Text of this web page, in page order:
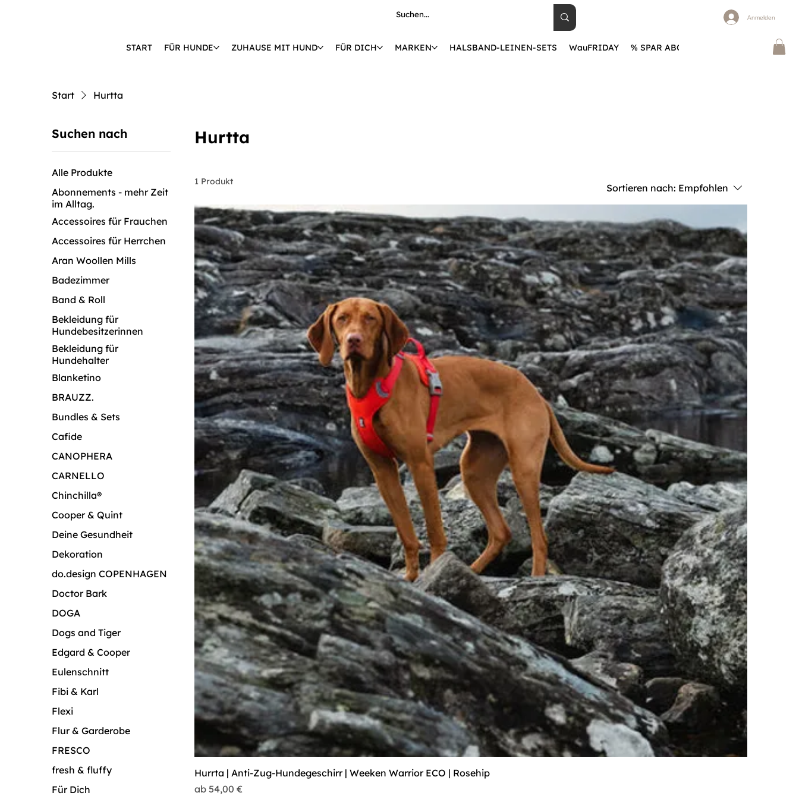
Anmelden
START FÜR HUNDE ZUHAUSE MIT HUND FÜR DICH MARKEN HALSBAND-LEINEN-SETS WauFRIDAY % SPAR ABOS Warum
Start Hurtta
Suchen nach
Alle Produkte
Abonnements - mehr Zeit
im Alltag.
Accessoires für Frauchen
Accessoires für Herrchen
Aran Woollen Mills
Badezimmer
Band & Roll
Bekleidung für
Hundebesitzerinnen
Bekleidung für
Hundehalter
Blanketino
BRAUZZ.
Bundles & Sets
Cafide
CANOPHERA
CARNELLO
Chinchilla®
Cooper & Quint
Deine Gesundheit
Dekoration
do.design COPENHAGEN
Doctor Bark
DOGA
Dogs and Tiger
Edgard & Cooper
Eulenschnitt
Fibi & Karl
Flexi
Flur & Garderobe
FRESCO
fresh & fluffy
Für Dich
Hurtta
1 Produkt
Sortieren nach: Empfohlen
Hurrta | Anti-Zug-Hundegeschirr | Weeken Warrior ECO | Rosehip
ab54,00 €
Sale-Preis